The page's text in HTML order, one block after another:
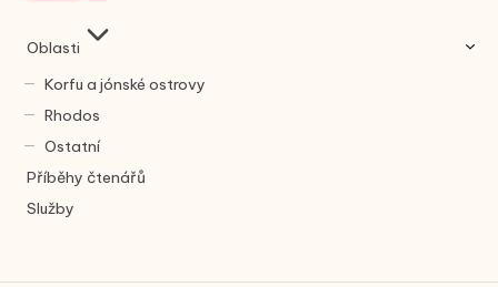
Oblasti
Korfu a jónské ostrovy
Rhodos
Ostatní
Příběhy čtenářů
Služby